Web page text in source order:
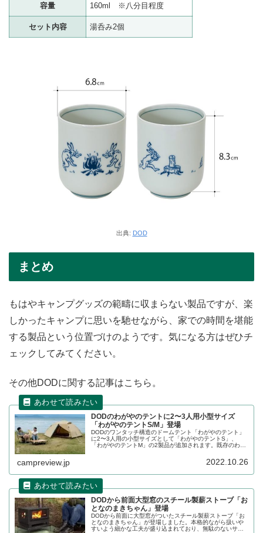
容量 160ml ※八分目程度
セット内容 湯呑み2個
出典: DOD
まとめ
もはやキャンプグッズの範疇に収まらない製品ですが、楽
しかったキャンプに思いを馳せながら、家での時間を堪能
する製品という位置づけのようです。気になる方はぜひチ
ェックしてみてください。
その他DODに関する記事はこちら。
DODのわがやのテントに2〜3人用小型サイズ
「わがやのテントS/M」登場
DODのワンタッチ構造のドームテント「わがやのテント」
に2〜3人用の小型サイズとして「わがやのテントS」、
「わがやのテントM」の2製品が追加されます。既存のわが
campreview.jp 2022.10.26
DODから前面大型窓のスチール製薪ストーブ「お
となのまきちゃん」登場
DODから前面に大型窓がついたスチール製薪ストーブ「お
となのまきちゃん」が登場しました。本格的ながら扱いや
すいよう細かな工夫が盛り込まれており、無駄のないサイ